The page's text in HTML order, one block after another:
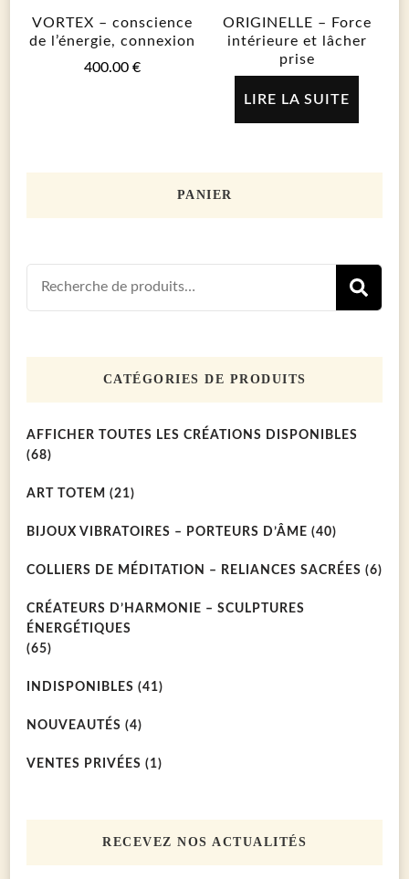
VORTEX – conscience
de l’énergie, connexion
400.00 €
ORIGINELLE – Force
intérieure et lâcher
prise
LIRE LA SUITE
PANIER
CATÉGORIES DE PRODUITS
AFFICHER TOUTES LES CRÉATIONS DISPONIBLES
(68)
ART TOTEM (21)
BIJOUX VIBRATOIRES – PORTEURS D’ÂME (40)
COLLIERS DE MÉDITATION – RELIANCES SACRÉES (6)
CRÉATEURS D’HARMONIE – SCULPTURES
ÉNERGÉTIQUES
(65)
INDISPONIBLES (41)
NOUVEAUTÉS (4)
VENTES PRIVÉES (1)
RECEVEZ NOS ACTUALITÉS